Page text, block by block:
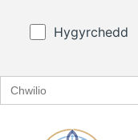
Hygyrchedd
Search
for: